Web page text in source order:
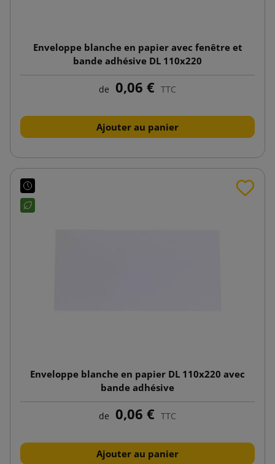
Enveloppe blanche en papier avec fenêtre et
bande adhésive DL 110x220
de 0,06 € TTC
Ajouter au panier
Enveloppe blanche en papier DL 110x220 avec
bande adhésive
de 0,06 € TTC
Ajouter au panier